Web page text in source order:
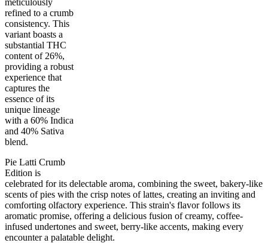
refined to a crumb
consistency. This
variant boasts a
substantial THC
content of 26%,
providing a robust
experience that
captures the
essence of its
unique lineage
with a 60% Indica
and 40% Sativa
blend.
Pie Latti Crumb
Edition is
celebrated for its delectable aroma, combining the sweet, bakery-like
scents of pies with the crisp notes of lattes, creating an inviting and
comforting olfactory experience. This strain's flavor follows its
aromatic promise, offering a delicious fusion of creamy, coffee-
infused undertones and sweet, berry-like accents, making every
encounter a palatable delight.